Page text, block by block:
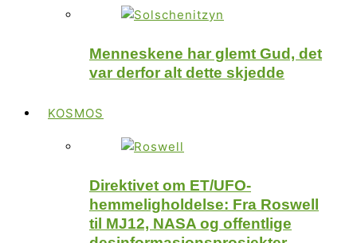
Menneskene har glemt Gud, det
var derfor alt dette skjedde
KOSMOS
Direktivet om ET/UFO-
hemmeligholdelse: Fra Roswell
til MJ12, NASA og offentlige